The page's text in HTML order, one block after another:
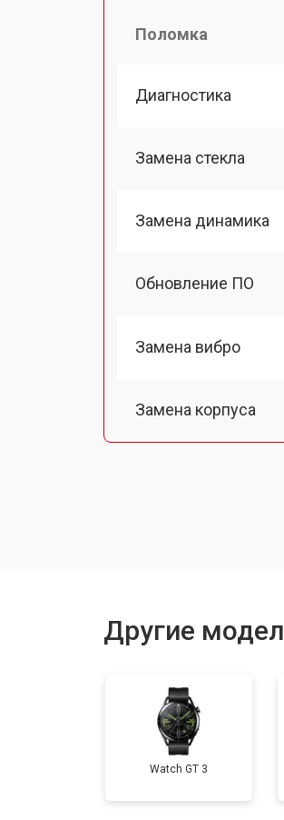
Поломка
Диагностика
Замена стекла
Замена динамика
Обновление ПО
Замена вибро
Замена корпуса
Замена кнопки
Другие
Watch GT 3